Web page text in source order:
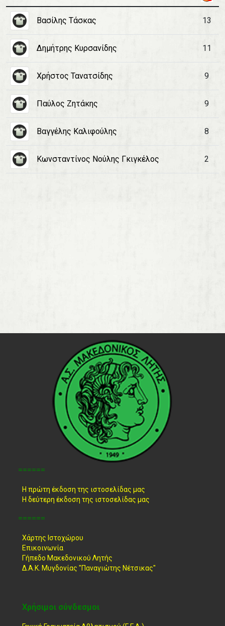
Βασίλης Τάσκας 13
Δημήτρης Κυρσανίδης 11
Χρήστος Τανατσίδης 9
Παύλος Ζητάκης 9
Βαγγέλης Καλιφούλης 8
Κωνσταντίνος Νούλης Γκιγκέλος 2
======
Η πρώτη έκδοση της ιστοσελίδας μας
Η δεύτερη έκδοση της ιστοσελίδας μας
======
Χάρτης Ιστοχώρου
Επικοινωνία
Γήπεδο Μακεδονικού Λητής
Δ.Α.Κ. Μυγδονίας "Παναγιώτης Νέτσικας"
Χρήσιμοι σύνδεσμοι